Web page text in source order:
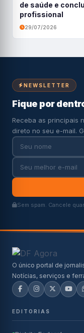
de saúde e
profissional
29/07/2026
NEWSLETTER
Fique por
Receba as principais
direto no seu e-mail.
Sem spam. Cancele
O único portal de
Notícias, serviços e
EDITORIAS